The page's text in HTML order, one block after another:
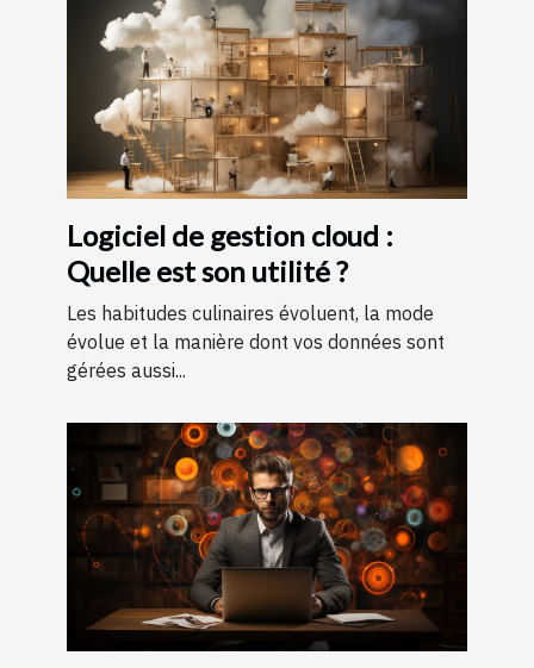
Logiciel de gestion cloud :
Quelle est son utilité ?
Les habitudes culinaires évoluent, la mode
évolue et la manière dont vos données sont
gérées aussi...